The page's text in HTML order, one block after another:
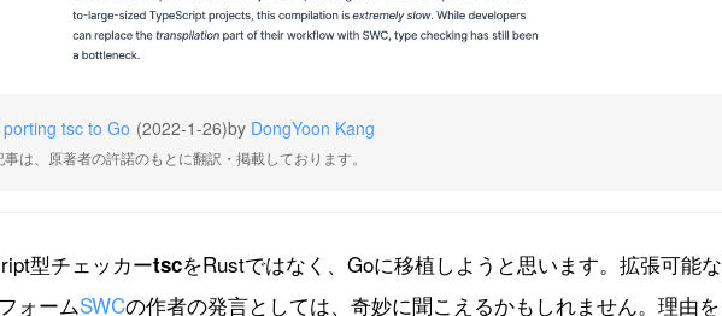
porting tsc to Go (2022-1-26)by DongYoon Kang
事は、原著者の許諾のもとに翻訳・掲載しております。
型チェッカーtscをRustではなく、Goに移植しようと思います。拡張可能な
ォームSWCの作者の発言としては、奇妙に聞こえるかもしれません。理由を